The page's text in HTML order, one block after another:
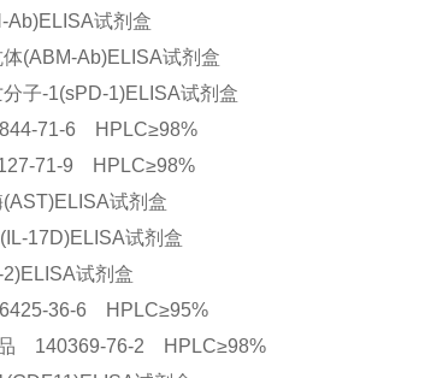
Ab)ELISA试剂盒
(ABM-Ab)ELISA试剂盒
子-1(sPD-1)ELISA试剂盒
71-6 HPLC≥98%
71-9 HPLC≥98%
试剂盒
17D)ELISA试剂盒
试剂盒
36-6 HPLC≥95%
品 140369-76-2 HPLC≥98%